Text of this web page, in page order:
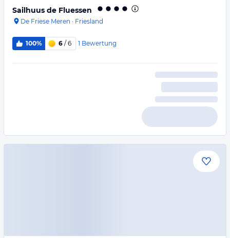
Sailhuus de Fluessen
De Friese Meren · Friesland
100% 6 / 6 1 Bewertung